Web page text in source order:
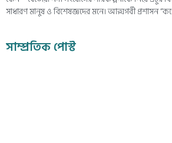
সাধারণ মানুষ ও বিশেষজ্ঞদের মনে। আত্মগর্বী প্রশাসন
সাম্প্রতিক পোস্ট